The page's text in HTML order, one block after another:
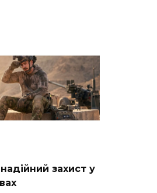
захист у